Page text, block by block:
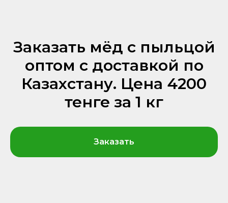
Заказать мёд с пыльцой
оптом с доставкой по
Казахстану. Цена 4200
тенге за 1 кг
Заказать